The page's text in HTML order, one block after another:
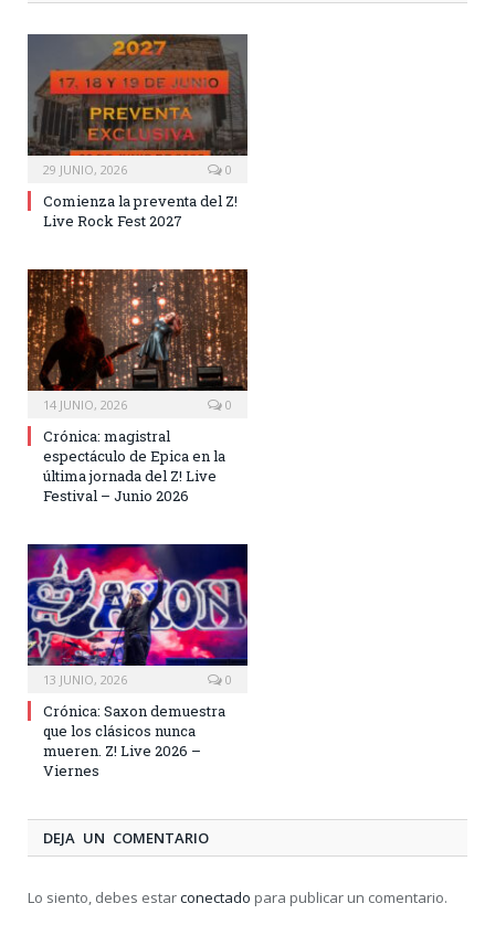
29 JUNIO, 2026 0
Comienza la preventa del Z!
Live Rock Fest 2027
14 JUNIO, 2026 0
Crónica: magistral
espectáculo de Epica en la
última jornada del Z! Live
Festival – Junio 2026
13 JUNIO, 2026 0
Crónica: Saxon demuestra
que los clásicos nunca
mueren. Z! Live 2026 –
Viernes
DEJA UN COMENTARIO
Lo siento, debes estarconectado para publicar un comentario.